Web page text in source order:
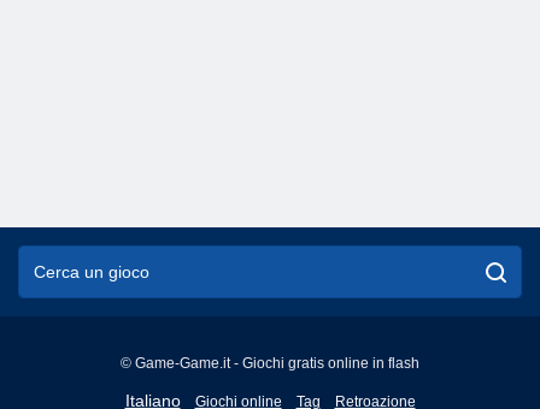
© Game-Game.it - Giochi gratis online in flash
Italiano
English
Giochi online Tag Retroazione